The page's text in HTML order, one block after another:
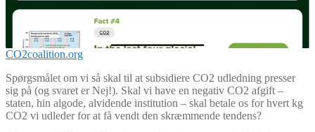
CO2coalition.org
Spørgsmålet om vi så skal til at subsidiere CO2 udledning presser
sig på (og svaret er Nej!). Skal vi have en negativ CO2 afgift –
staten, hin algode, alvidende institution – skal betale os for hvert kg
CO2 vi udleder for at få vendt den skræmmende tendens?